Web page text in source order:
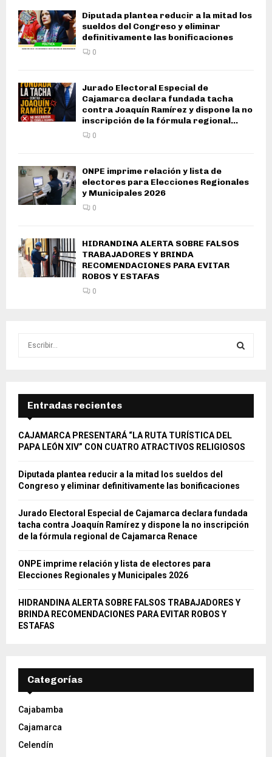
Diputada plantea reducir a la mitad los
sueldos del Congreso y eliminar
definitivamente las bonificaciones
0
Jurado Electoral Especial de
Cajamarca declara fundada tacha
contra Joaquín Ramírez y dispone la no
inscripción de la fórmula regional...
0
ONPE imprime relación y lista de
electores para Elecciones Regionales
y Municipales 2026
0
HIDRANDINA ALERTA SOBRE FALSOS
TRABAJADORES Y BRINDA
RECOMENDACIONES PARA EVITAR
ROBOS Y ESTAFAS
0
f
r
E
A
R
H
Entradas recientes
CAJAMARCA PRESENTARÁ “LA RUTA TURÍSTICA DEL
PAPA LEÓN XIV” CON CUATRO ATRACTIVOS RELIGIOSOS
Diputada plantea reducir a la mitad los sueldos del
Congreso y eliminar definitivamente las bonificaciones
Jurado Electoral Especial de Cajamarca declara fundada
tacha contra Joaquín Ramírez y dispone la no inscripción
de la fórmula regional de Cajamarca Renace
ONPE imprime relación y lista de electores para
Elecciones Regionales y Municipales 2026
HIDRANDINA ALERTA SOBRE FALSOS TRABAJADORES Y
BRINDA RECOMENDACIONES PARA EVITAR ROBOS Y
ESTAFAS
Categorías
Cajabamba
Cajamarca
Celendín